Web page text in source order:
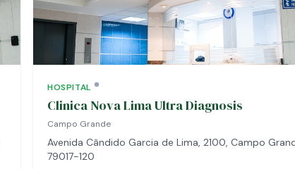
HOSPITAL
Clinica Nova Lima Ultra Diagnosis
Campo Grande
Avenida Cândido Garcia de Lima, 2100, Campo
79017-120